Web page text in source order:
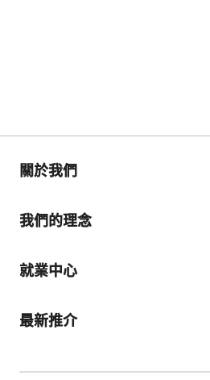
關於我們
我們的理念
就業中心
最新推介